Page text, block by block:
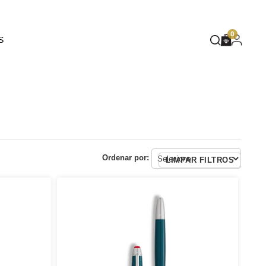
BLUE
0
LIMPAR FILTROS
Ordenar por: